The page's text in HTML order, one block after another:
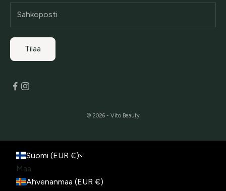
Tilaa
© 2026 - Vito Beauty
Suomi (EUR €)
Maa
Ahvenanmaa (EUR €)